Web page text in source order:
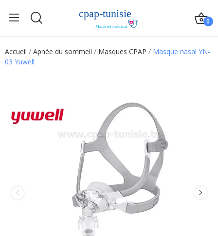
0
Accueil Apnée du sommeil Masques CPAP
Masque nasal YN-
03 Yuwell